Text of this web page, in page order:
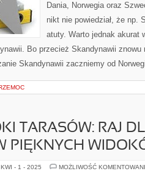
Dania, Norwegia oraz
nikt nie powiedział, że np.
atuty. Warto jednak akurat
Bo przecież Skandynawii znowu
Skandynawii zaczniemy od
TARASÓW: RAJ
PIĘKNYCH
KWI - 1 - 2025 MOŻLIWOŚĆ